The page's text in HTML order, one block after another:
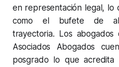
en representación legal, lo
como el bufete de
trayectoria. Los
Asociados Abogados
posgrado lo que acredita